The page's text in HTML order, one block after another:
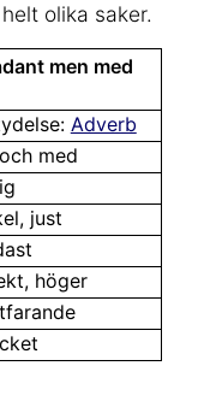
olika saker.
men med
Adverb
med
just
höger